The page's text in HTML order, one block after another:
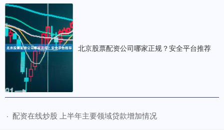
北京股票配资公司哪家正规？安全平台推荐
· ​配资在线炒股 上半年主要领域贷款增加情况